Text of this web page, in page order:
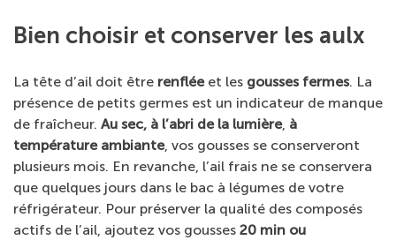
Bien choisir et conserver les aulx
La tête d’ail doit être renfléeet les gousses fermes. La
présence de petits germes est un indicateur de manque
de fraîcheur. Au sec, à l’abri de la lumière, à
température ambiante, vos gousses se conserveront
plusieurs mois. En revanche, l’ail frais ne se conservera
que quelques jours dans le bac à légumes de votre
réfrigérateur. Pour préserver la qualité des composés
actifs de l’ail, ajoutez vos gousses 20 min ou